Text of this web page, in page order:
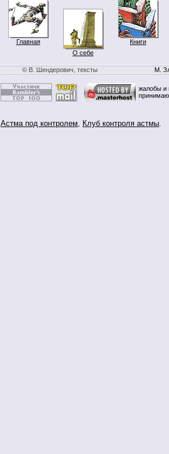
Главная
О себе
Книги
© В. Шендерович, тексты М.
жалобы и
Астма под контролем, Клуб контроля астмы.